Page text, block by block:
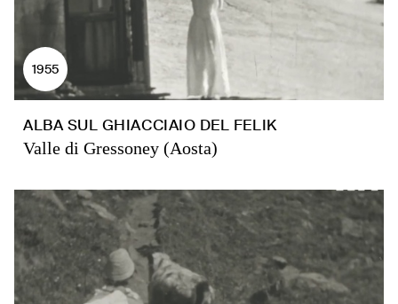
1955
ALBA SUL GHIACCIAIO DEL FELIK
Valle di Gressoney (Aosta)